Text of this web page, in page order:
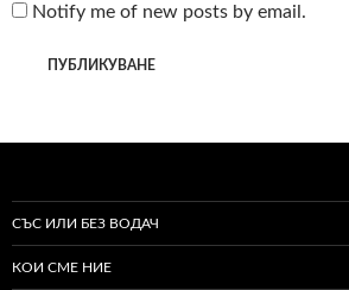
Notify me of new posts by email.
СЪС ИЛИ БЕЗ ВОДАЧ
КОИ СМЕ НИЕ